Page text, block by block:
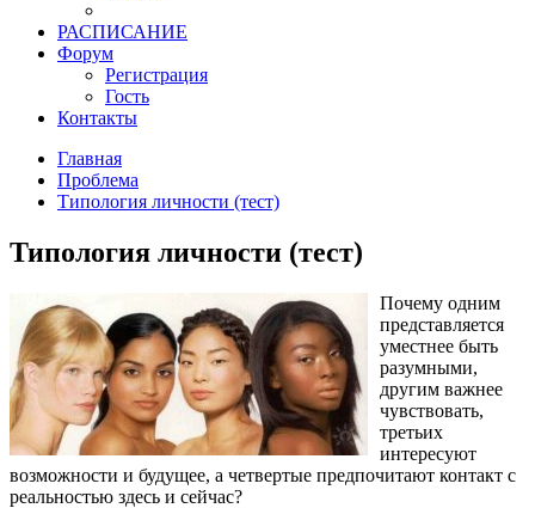
РАСПИСАНИЕ
Форум
Регистрация
Гость
Контакты
Главная
Проблема
Типология личности (тест)
Типология личности (тест)
Почему одним
представляется
уместнее быть
разумными,
другим важнее
чувствовать,
третьих
интересуют
возможности и будущее, а четвертые предпочитают контакт с
реальностью здесь и сейчас?